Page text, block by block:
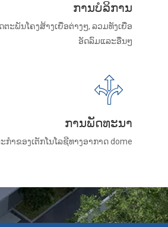
ການບໍລິການ
ະພັນໂຄງສ້າງເຍື່ອຕ່າງໆ, ລວມທັງເຍື່ອ
ອັດລົມແລະອື່ນໆ
ການພັດທະນາ
ກໍາຂອງເຕັກໂນໂລຊີທາງອາກາດ dome